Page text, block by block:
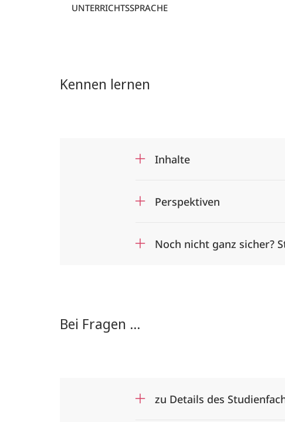
UNTERRICHTSSPRACHE
Kennen lernen
Inhalte
Perspektiven
Noch nicht ganz sicher?
Bei Fragen ...
zu Details des